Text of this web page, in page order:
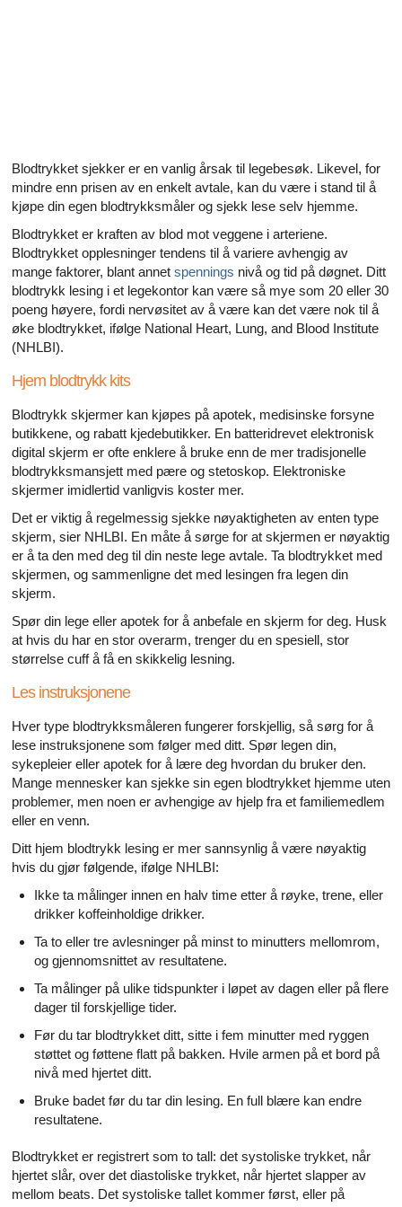
Alle artikler om mannlige reproduksjonssystemet
Alle artikler om Alzheimers sykdom
Blodtrykket sjekker er en vanlig årsak til legebesøk. Likevel, for
mindre enn prisen av en enkelt avtale, kan du være i stand til å
kjøpe din egen blodtrykksmåler og sjekk lese selv hjemme.
Blodtrykket er kraften av blod mot veggene i arteriene.
Blodtrykket opplesninger tendens til å variere avhengig av
mange faktorer, blant annet spennings nivå og tid på døgnet. Ditt
blodtrykk lesing i et legekontor kan være så mye som 20 eller 30
poeng høyere, fordi nervøsitet av å være kan det være nok til å
øke blodtrykket, ifølge National Heart, Lung, and Blood Institute
(NHLBI).
Hjem blodtrykk kits
Blodtrykk skjermer kan kjøpes på apotek, medisinske forsyne
butikkene, og rabatt kjedebutikker. En batteridrevet elektronisk
digital skjerm er ofte enklere å bruke enn de mer tradisjonelle
blodtrykksmansjett med pære og stetoskop. Elektroniske
skjermer imidlertid vanligvis koster mer.
Det er viktig å regelmessig sjekke nøyaktigheten av enten type
skjerm, sier NHLBI. En måte å sørge for at skjermen er nøyaktig
er å ta den med deg til din neste lege avtale. Ta blodtrykket med
skjermen, og sammenligne det med lesingen fra legen din
skjerm.
Spør din lege eller apotek for å anbefale en skjerm for deg. Husk
at hvis du har en stor overarm, trenger du en spesiell, stor
størrelse cuff å få en skikkelig lesning.
Les instruksjonene
Hver type blodtrykksmåleren fungerer forskjellig, så sørg for å
lese instruksjonene som følger med ditt. Spør legen din,
sykepleier eller apotek for å lære deg hvordan du bruker den.
Mange mennesker kan sjekke sin egen blodtrykket hjemme uten
problemer, men noen er avhengige av hjelp fra et familiemedlem
eller en venn.
Ditt hjem blodtrykk lesing er mer sannsynlig å være nøyaktig
hvis du gjør følgende, ifølge NHLBI:
Ikke ta målinger innen en halv time etter å røyke, trene, eller
drikker koffeinholdige drikker.
Ta to eller tre avlesninger på minst to minutters mellomrom,
og gjennomsnittet av resultatene.
Ta målinger på ulike tidspunkter i løpet av dagen eller på flere
dager til forskjellige tider.
Før du tar blodtrykket ditt, sitte i fem minutter med ryggen
støttet og føttene flatt på bakken. Hvile armen på et bord på
nivå med hjertet ditt.
Bruke badet før du tar din lesing. En full blære kan endre
resultatene.
Blodtrykket er registrert som to tall: det systoliske trykket, når
hjertet slår, over det diastoliske trykket, når hjertet slapper av
mellom beats. Det systoliske tallet kommer først, eller på